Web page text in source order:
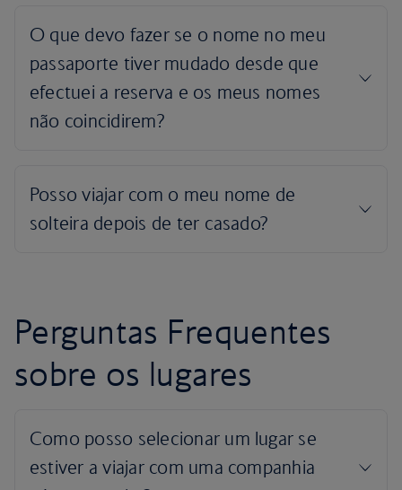
Perguntas Frequentes
sobre os lugares